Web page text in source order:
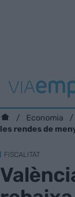
Economia
les rendes de
FISCALITAT